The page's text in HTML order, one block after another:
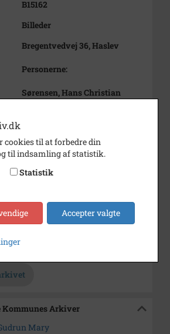
B15162
Billeder
Bregentvedvej 36, Haslev
Personerne:
Sørensen, Hans Christian
1917-1918
Sogn (1000-2050)
Haslev Sogn (1000-2050)
Kommunes Arkiver
Mary
cookies til at forbedre din
til indsamling af statistik.
Statistik
Accepter valgte